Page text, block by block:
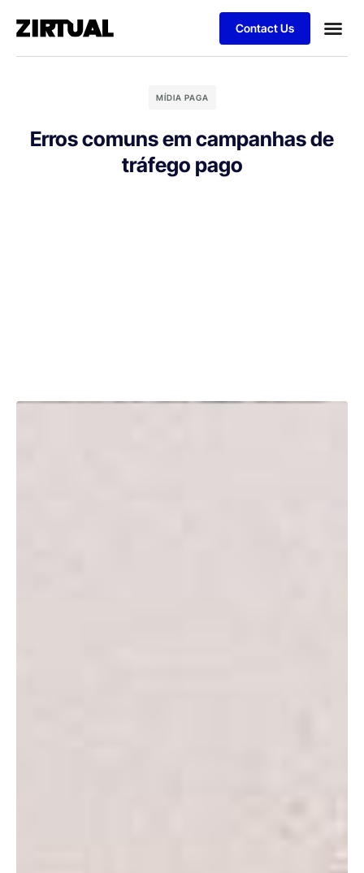
Contact Us
MÍDIA PAGA
Erros comuns em campanhas de
tráfego pago